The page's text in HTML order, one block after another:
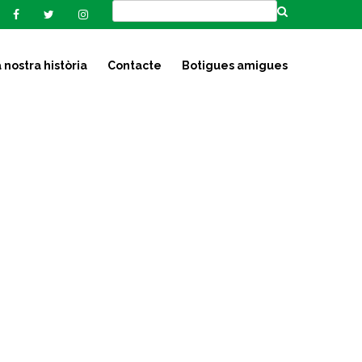
nostra història Contacte Botigues amigues